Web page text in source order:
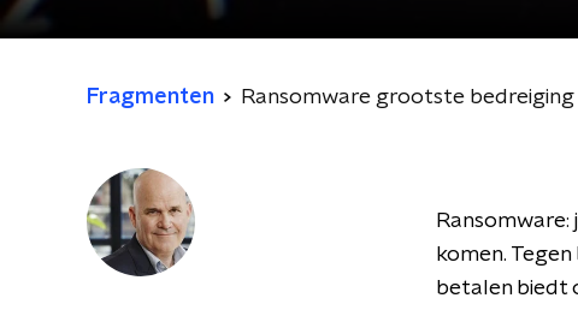
Fragmenten Ransomware grootste bedreiging
komen.
betalen biedt